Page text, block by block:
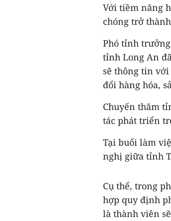
Với tiềm năng
chóng trở
Phó tỉnh
tỉnh Long An
sẽ thông tin
đổi hàng hóa,
Chuyến thăm
tác phát triển
Tại buổi làm
nghị giữa tỉnh
Cụ thể, trong
hợp quy định
là thành viên